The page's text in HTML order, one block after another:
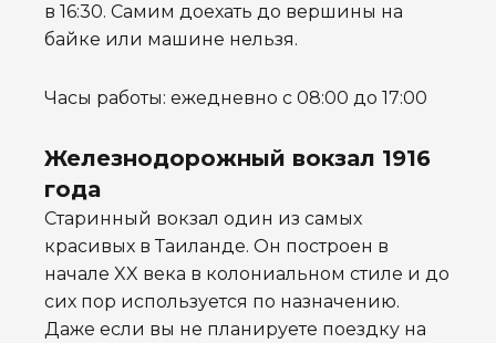
в 16:30. Самим доехать до вершины на
байке или машине нельзя.
Часы работы: ежедневно с 08:00 до 17:00
Железнодорожный вокзал 1916
года
Старинный вокзал один из самых
красивых в Таиланде. Он построен в
начале XX века в колониальном стиле и до
сих пор используется по назначению.
Даже если вы не планируете поездку на